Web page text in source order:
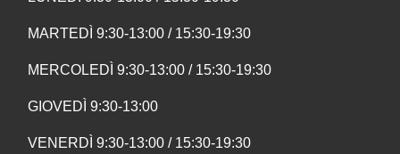
MARTEDÌ 9:30-13:00 / 15:30-19:30
MERCOLEDÌ 9:30-13:00 / 15:30-19:30
GIOVEDÌ 9:30-13:00
VENERDÌ 9:30-13:00 / 15:30-19:30